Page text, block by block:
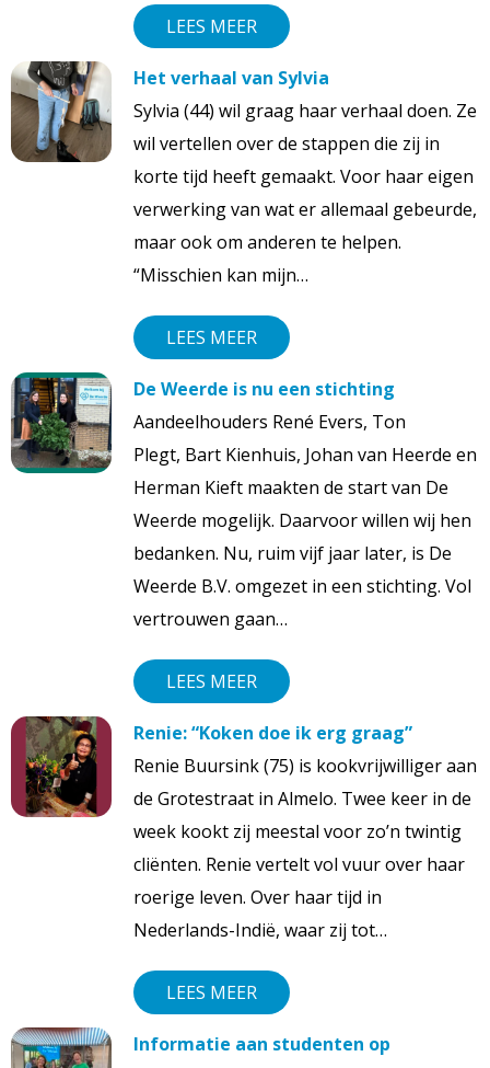
LEES MEER
Het verhaal van Sylvia
Sylvia (44) wil graag haar verhaal doen. Ze
wil vertellen over de stappen die zij in
korte tijd heeft gemaakt. Voor haar eigen
verwerking van wat er allemaal gebeurde,
maar ook om anderen te helpen.
“Misschien kan mijn…
LEES MEER
De Weerde is nu een stichting
Aandeelhouders René Evers, Ton
Plegt, Bart Kienhuis, Johan van Heerde en
Herman Kieft maakten de start van De
Weerde mogelijk. Daarvoor willen wij hen
bedanken. Nu, ruim vijf jaar later, is De
Weerde B.V. omgezet in een stichting. Vol
vertrouwen gaan…
LEES MEER
Renie: “Koken doe ik erg graag”
Renie Buursink (75) is kookvrijwilliger aan
de Grotestraat in Almelo. Twee keer in de
week kookt zij meestal voor zo’n twintig
cliënten. Renie vertelt vol vuur over haar
roerige leven. Over haar tijd in
Nederlands-Indië, waar zij tot…
LEES MEER
Informatie aan studenten op